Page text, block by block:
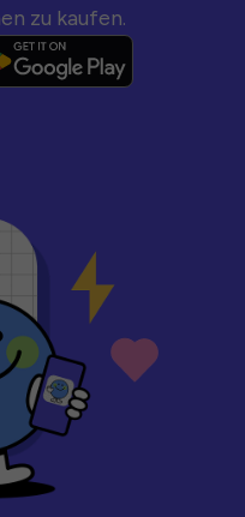
zu kaufen.